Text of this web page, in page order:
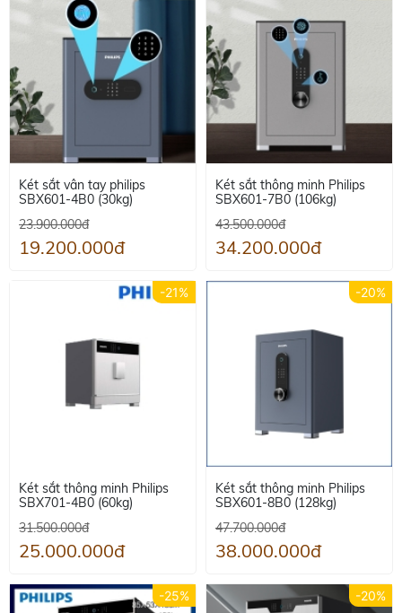
Két sắt vân tay philips
SBX601-4B0 (30kg)
23.900.000đ
19.200.000đ
Két sắt thông minh Philips
SBX601-7B0 (106kg)
43.500.000đ
34.200.000đ
Két sắt thông minh Philips
SBX701-4B0 (60kg)
31.500.000đ
25.000.000đ
-21%
Két sắt thông minh Philips
SBX601-8B0 (128kg)
47.700.000đ
38.000.000đ
-20%
-25% -20%